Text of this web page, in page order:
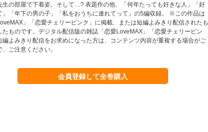
生の部屋で下着姿。そして…? 表題作の他、「何年たっても好きな人」「好
」「年下の男の子」「私をおうちに連れてって」の5編収録。 ※この作品は
」「恋愛チェリーピンク」に掲載、または短編よみきり配信されたも
たものです。デジタル配信版の雑誌「恋愛LoveMAX」「恋愛チェリーピン
編よみきり配信をお求めになった方は、コンテンツ内容が重複する場合がご
ご注意ください。
会員登録して全巻購入